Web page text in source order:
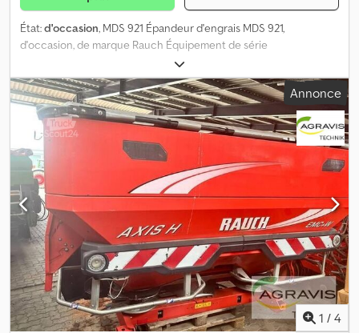
État:d'occasion, MDS 921 Épandeur d'engrais MDS 921,
d'occasion, de marque Rauch Équipement de série
Dodezqpwdjpfx Ag Ejck Entraînement mécanique Largeur de
travail de 18 m Arbre de transmission
Annonce
1 / 4